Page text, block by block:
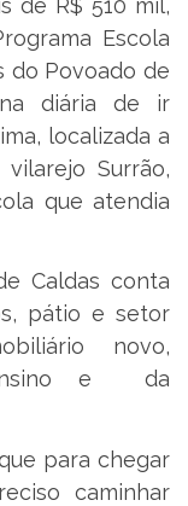
Escola
do Povoado de
diária de ir
localizada a
Surrão,
que atendia
Caldas conta
pátio e setor
novo,
e da
para chegar
caminhar